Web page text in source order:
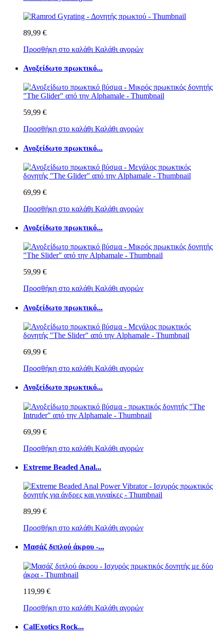
89,99 €
Προσθήκη στο καλάθι Καλάθι αγορών
Ανοξείδωτο πρωκτικό...
59,99 €
Προσθήκη στο καλάθι Καλάθι αγορών
Ανοξείδωτο πρωκτικό...
69,99 €
Προσθήκη στο καλάθι Καλάθι αγορών
Ανοξείδωτο πρωκτικό...
59,99 €
Προσθήκη στο καλάθι Καλάθι αγορών
Ανοξείδωτο πρωκτικό...
69,99 €
Προσθήκη στο καλάθι Καλάθι αγορών
Ανοξείδωτο πρωκτικό...
69,99 €
Προσθήκη στο καλάθι Καλάθι αγορών
Extreme Beaded Anal...
89,99 €
Προσθήκη στο καλάθι Καλάθι αγορών
Μασάζ διπλού άκρου -...
119,99 €
Προσθήκη στο καλάθι Καλάθι αγορών
CalExotics Rock...